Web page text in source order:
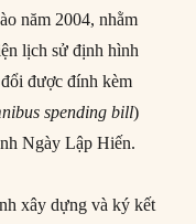
năm 2004, nhằm
lịch sử định hình
được đính kèm
spending bill)
Ngày Lập Hiến.
xây dựng và ký kết